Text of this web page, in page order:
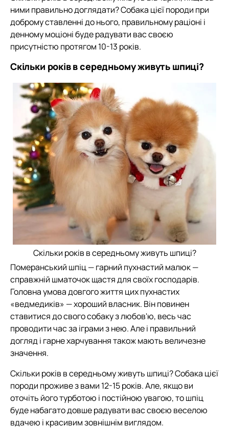
ними правильно доглядати? Собака цієї породи при
доброму ставленні до нього, правильному раціоні і
денному моціоні буде радувати вас своєю
присутністю протягом 10-13 років.
Скільки років в середньому живуть шпиці?
Скільки років в середньому живуть шпиці?
Померанський шпіц — гарний пухнастий малюк —
справжній шматочок щастя для своїх господарів.
Головна умова довгого життя цих пухнастих
«ведмедиків» — хороший власник. Він повинен
ставитися до свого собаку з любов'ю, весь час
проводити час за іграми з нею. Але і правильний
догляд і гарне харчування також мають величезне
значення.
Скільки років в середньому живуть шпиці? Собака цієї
породи проживе з вами 12-15 років. Але, якщо ви
оточіть його турботою і постійною увагою, то шпіц
буде набагато довше радувати вас своєю веселою
вдачею і красивим зовнішнім виглядом.